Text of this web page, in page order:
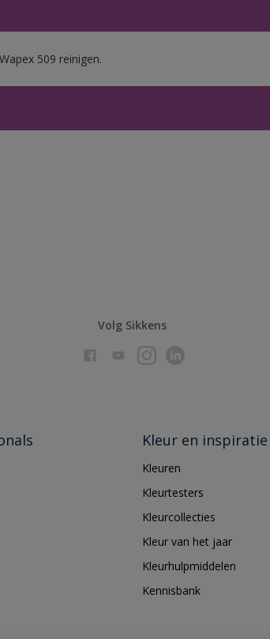
509 reinigen.
Volg Sikkens
Kleur en inspiratie
Kleuren
Kleurtesters
Kleurcollecties
Kleur van het jaar
Kleurhulpmiddelen
Kennisbank